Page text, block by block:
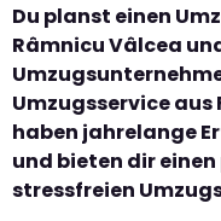
Du planst einen
Râmnicu Vâlcea
Umzugsservice
haben jahrelange
und bieten dir
stressfreien